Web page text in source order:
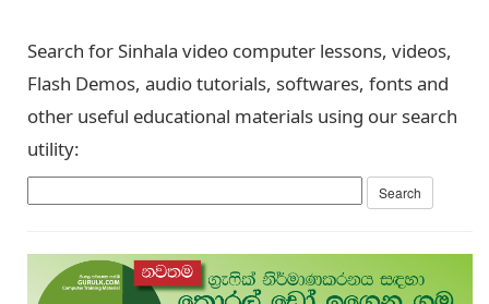
Search for Sinhala video computer lessons, videos,
Flash Demos, audio tutorials, softwares, fonts and
other useful educational materials using our search
utility: